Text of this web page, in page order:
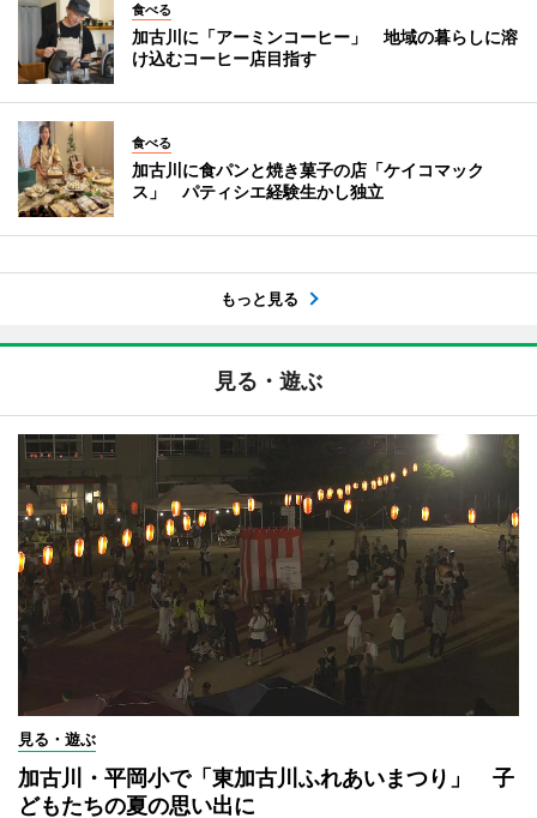
食べる
加古川に「アーミンコーヒー」 地域の暮らしに溶
け込むコーヒー店目指す
食べる
加古川に食パンと焼き菓子の店「ケイコマック
ス」 パティシエ経験生かし独立
もっと見る
見る・遊ぶ
見る・遊ぶ
加古川・平岡小で「東加古川ふれあいまつり」 子
どもたちの夏の思い出に